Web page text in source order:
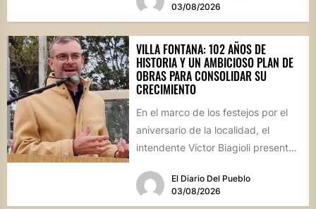
03/08/2026
VILLA FONTANA: 102 AÑOS DE
HISTORIA Y UN AMBICIOSO PLAN DE
OBRAS PARA CONSOLIDAR SU
CRECIMIENTO
En el marco de los festejos por el
aniversario de la localidad, el
intendente Víctor Biagioli presentó
El Diario Del Pueblo
03/08/2026